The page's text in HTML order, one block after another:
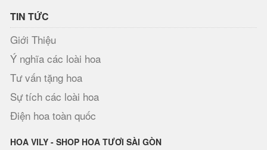
TIN TỨC
Giới Thiệu
Ý nghĩa các loài hoa
Tư vấn tặng hoa
Sự tích các loài hoa
Điện hoa toàn quốc
HOA VILY - SHOP HOA TƯƠI SÀI GÒN